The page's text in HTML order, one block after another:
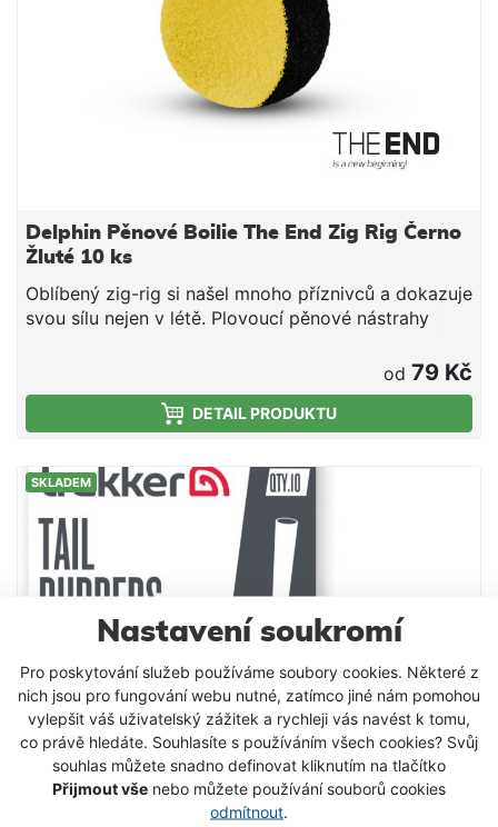
Nastavení soukromí
Pro poskytování služeb používáme soubory cookies. Některé z
nich jsou pro fungování webu nutné, zatímco jiné nám pomohou
vylepšit váš uživatelský zážitek a rychleji vás navést k tomu,
co právě hledáte. Souhlasíte s používáním všech cookies? Svůj
souhlas můžete snadno definovat kliknutím na tlačítko
Přijmout vše nebo můžete používání souborů cookies
odmítnout.
Delphin Pěnové Boilie The End Zig Rig Černo
Žluté 10 ks
Oblíbený zig-rig si našel mnoho příznivců a dokazuje
svou sílu nejen v létě. Plovoucí pěnové nástrahy
s potápivými kuličkami, dipovat či dokonce oříznout
do libovolného tvaru a prezentovat jako něco
výjimečného. Nabízíme je v průměrech 12mm a
balení naleznete 10 kusů pěnových kuliček. TIP: Zig-
rig kuličky nastražujte ve slunečném počasí tak, aby
byla černá barva dolů (směrem ke dnu). Kapr
připlouvající zespodu ji tak lépe identifikuje na
pozadí sluncem prosvětlené hladiny.
od 79 Kč
DETAIL PRODUKTU
SKLADEM